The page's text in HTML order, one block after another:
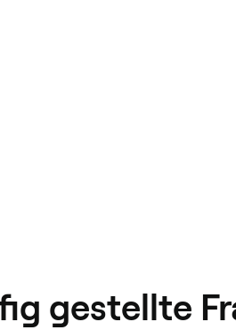
gestellte